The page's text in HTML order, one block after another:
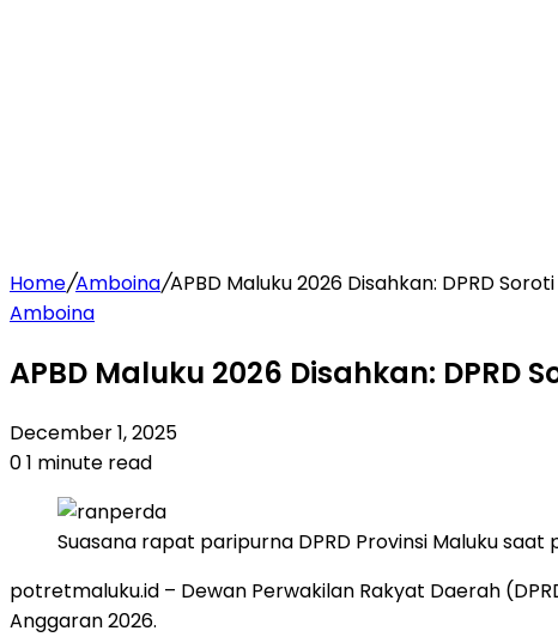
Home/Amboina/APBD Maluku 2026 Disahkan: DPRD
Amboina
APBD Maluku 2026 Disahkan: DPRD
December 1, 2025
01 minute read
Suasana rapat paripurna DPRD Provinsi Maluku
potretmaluku.id – Dewan Perwakilan Rakyat Daerah
Anggaran 2026.